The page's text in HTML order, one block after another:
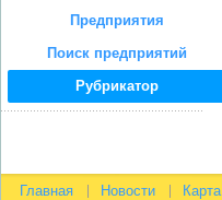
Предприятия
Поиск предприятий
Рубрикатор
Главная Новости Карта